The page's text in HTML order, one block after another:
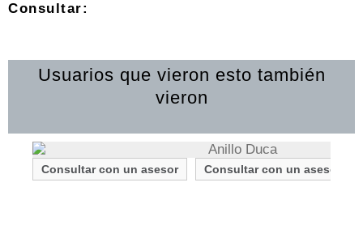
Consultar:
Usuarios que vieron esto también
vieron
Consultar con un asesor Consultar con un asesor